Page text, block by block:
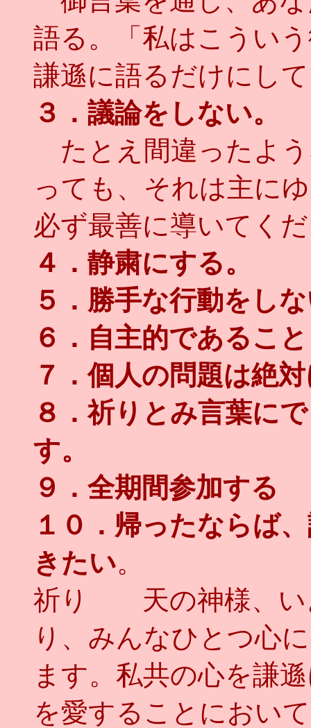
語る。「私はこうい
謙遜に語るだけにし
３．議論をしない。
たとえ間違ったよ
っても、それは主に
必ず最善に導いてく
４．静粛にする。
５．勝手な行動をし
６．自主的であること
７．個人の問題は絶
８．祈りとみ言葉に
す。
９．全期間参加する
１０．帰ったならば
きたい。
祈り 天の神様、い
り、みんなひとつ心
ます。私共の心を謙
を愛することにおい